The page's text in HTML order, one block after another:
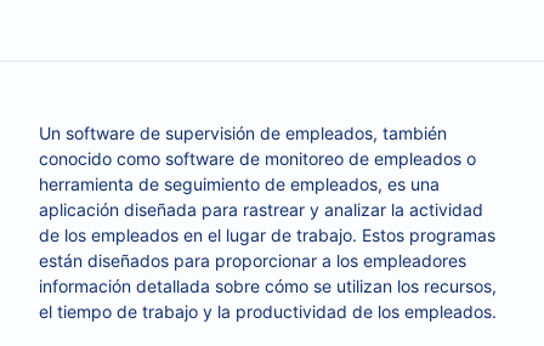
Un software de supervisión de empleados, también
conocido como software de monitoreo de empleados o
herramienta de seguimiento de empleados, es una
aplicación diseñada para rastrear y analizar la actividad
de los empleados en el lugar de trabajo. Estos programas
están diseñados para proporcionar a los empleadores
información detallada sobre cómo se utilizan los recursos,
el tiempo de trabajo y la productividad de los empleados.